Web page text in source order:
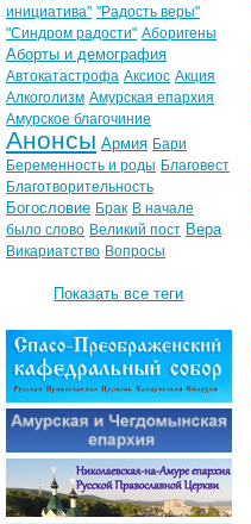
инициатива" "Радость веры"
"Синдром радости" Аборигены
Аборты и демография
Автокатастрофа Аксиос Акция
Алкоголизм Амурская епархия
Амурское благочиние
Анонсы Армия Бари
Беременность и роды Благовест
Благотворительность
Богословие Брак В начале
было слово Великий пост Вера
Викариатство Вопросы
Показать все теги